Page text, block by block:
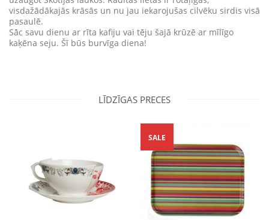
visdažādākajās krāsās un nu jau iekarojušas cilvēku sirdis visā
pasaulē.
Sāc savu dienu ar rīta kafiju vai tēju šajā krūzē ar mīlīgo
kaķēna seju. Šī būs burvīga diena!
LĪDZĪGAS PRECES
SALE